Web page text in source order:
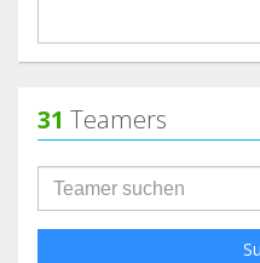
31 Teamers